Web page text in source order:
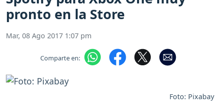
pronto en la Store
Mar, 08 Ago 2017 1:07 pm
Comparte en:
Foto: Pixabay